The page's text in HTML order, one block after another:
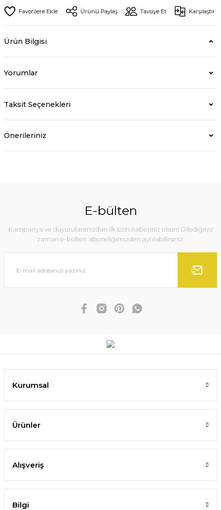
Ürünü Paylaş Tavsiye Et Karşılaştır
Ürün Bilgisi
Yorumlar
Taksit Seçenekleri
Önerileriniz
E-bülten
Kampanya ve duyurularımızdan ilk sizin haberiniz olsun! Dilediğiniz
zaman e-bülten aboneliğimizden ayrılabilirsiniz.
Kurumsal
Ürünler
Alışveriş
Bilgi